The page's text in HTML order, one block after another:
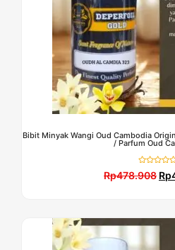
Bibit Minyak Wangi Oud Cambodia
/ Parfum Oud
0
Rp478.908 Rp